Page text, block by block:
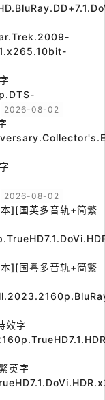
2026-08-02
2026-08-02
][国英多音轨+简繁
][国粤多音轨+简繁
效字
英字